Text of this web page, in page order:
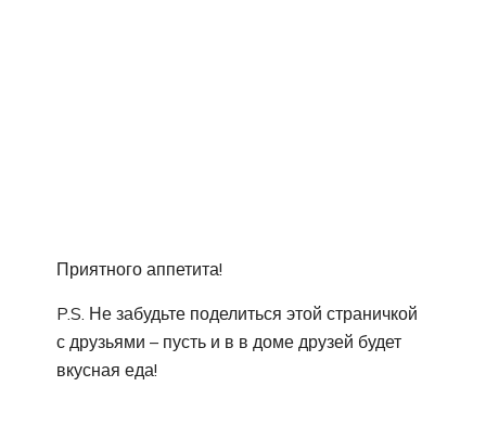
Приятного аппетита!
P.S. Не забудьте поделиться этой страничкой
с друзьями – пусть и в в доме друзей будет
вкусная еда!